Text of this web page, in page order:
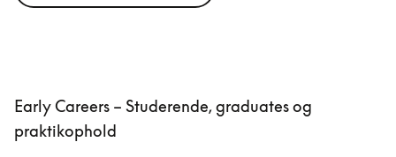
Early Careers – Studerende, graduates og
praktikophold